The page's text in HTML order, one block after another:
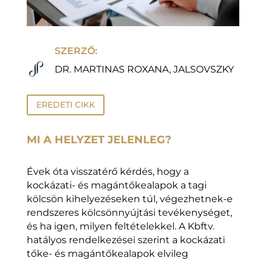
SZERZŐ:
DR. MARTINAS ROXANA, JALSOVSZKY
EREDETI CIKK
MI A HELYZET JELENLEG?
Évek óta visszatérő kérdés, hogy a
kockázati- és magántőkealapok a tagi
kölcsön kihelyezéseken túl, végezhetnek-e
rendszeres kölcsönnyújtási tevékenységet,
és ha igen, milyen feltételekkel. A Kbftv.
hatályos rendelkezései szerint a kockázati
tőke- és magántőkealapok elvileg